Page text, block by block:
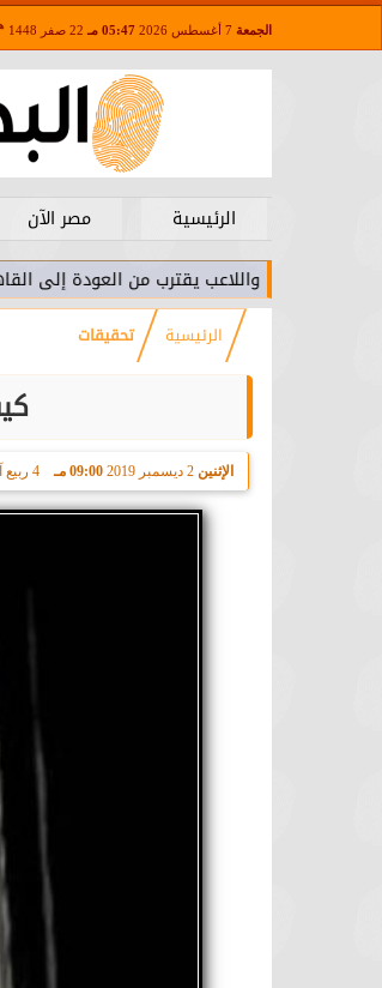
الجمعة 05:47 مـ 22 صفر 1448
الرئيسية مصر الآن
واللاعب يقترب من العودة إلى القاهرة
الرئيسية تحقيقات
الإثنين 2 ديسمبر 2019 09:00 مـ 4 ربيع آخر 1441